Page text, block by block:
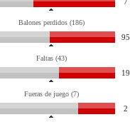
Balones perdidos (186)
95
Faltas (43)
19
Fueras de juego (7)
2